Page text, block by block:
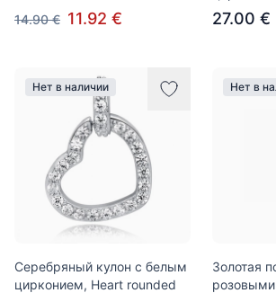
14.90 € 11.92 € 27.00 €
Нет в наличии
Серебряный кулон с белым
цирконием, Heart rounded
Нет в
Золотая